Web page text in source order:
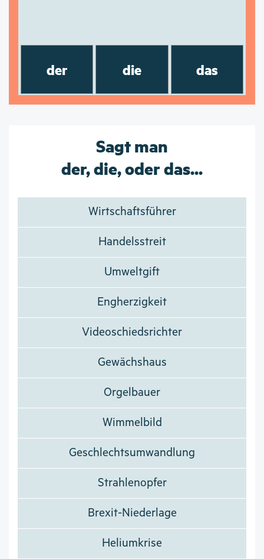
der die das
Sagt man
der, die, oder das...
Wirtschaftsführer
Handelsstreit
Umweltgift
Engherzigkeit
Videoschiedsrichter
Gewächshaus
Orgelbauer
Wimmelbild
Geschlechtsumwandlung
Strahlenopfer
Brexit-Niederlage
Heliumkrise